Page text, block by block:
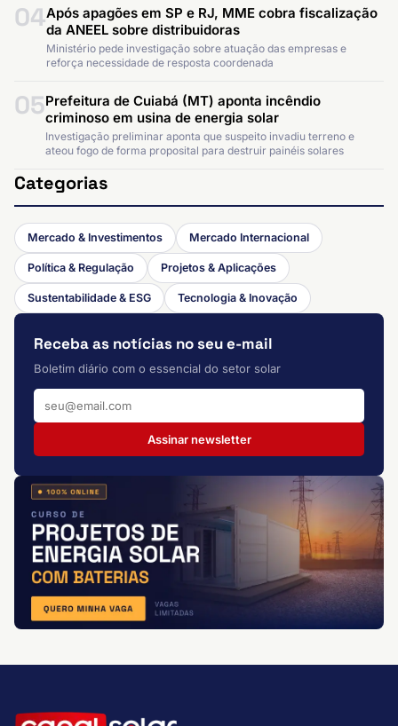
04Após apagões em SP e RJ, MME cobra fiscalização
da ANEEL sobre distribuidoras
Ministério pede investigação sobre atuação das empresas e
reforça necessidade de resposta coordenada
05Prefeitura de Cuiabá (MT) aponta incêndio
criminoso em usina de energia solar
Investigação preliminar aponta que suspeito invadiu terreno e
ateou fogo de forma proposital para destruir painéis solares
Categorias
Mercado & Investimentos Mercado Internacional
Política & Regulação Projetos & Aplicações
Sustentabilidade & ESG Tecnologia & Inovação
Receba as notícias no seu e-mail
Boletim diário com o essencial do setor solar
Assinar newsletter